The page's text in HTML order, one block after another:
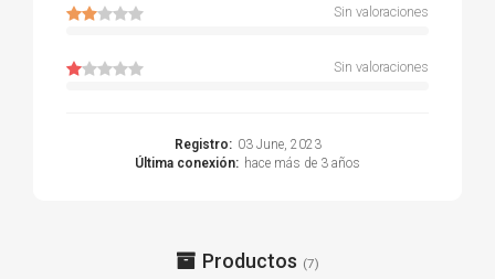
Sin valoraciones
Sin valoraciones
Registro: 03 June, 2023
Última conexión: hace más de 3 años
Productos (7)